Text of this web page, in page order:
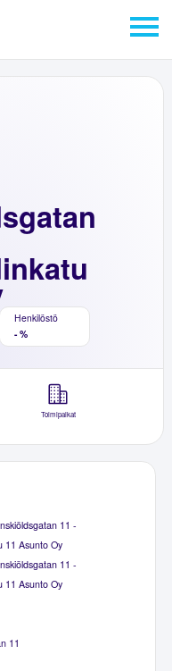
Henkilöstö
- %
Toimipaikat
11 -
11 Asunto Oy
11 -
11 Asunto Oy
11